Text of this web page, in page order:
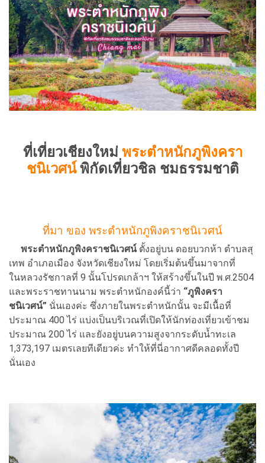
ที่เที่ยวเชียงใหม่ พระตำหนักภูพิงครา
ชนิเวศน์พิกัดเที่ยวชิล ชมธรรมชาติ
ที่มา ของ พระตำหนักภูพิงคราชนิเวศน์
พระตำหนักภูพิงคราชนิเวศน์ตั้งอยู่บน ดอยบวกห้า ตำบลสุ
เทพ อำเภอเมือง จังหวัดเชียงใหม่ โดยเริ่มต้นขึ้นมาจากที่
ในหลวงรัชกาลที่ 9 นั้นโปรดเกล้าฯ ให้สร้างขึ้นในปี พ.ศ.2504
และพระราชทานนาม พระตำหนักองค์นี้ว่า “ภูพิงครา
ชนิเวศน์” นั่นเองค่ะ ซึ่งภายในพระตำหนักนั้น จะมีเนื้อที่
ประมาณ 400 ไร่ แบ่งเป็นบริเวณที่เปิดให้นักท่องเที่ยวเข้าชม
ประมาณ 200 ไร่ และยังอยู่บนความสูงจากระดับน้ำทะเล
1,373,197 เมตรเลยทีเดียวค่ะ ทำให้ที่นี่อากาศดีคลอดทั้งปี
นั่นเอง